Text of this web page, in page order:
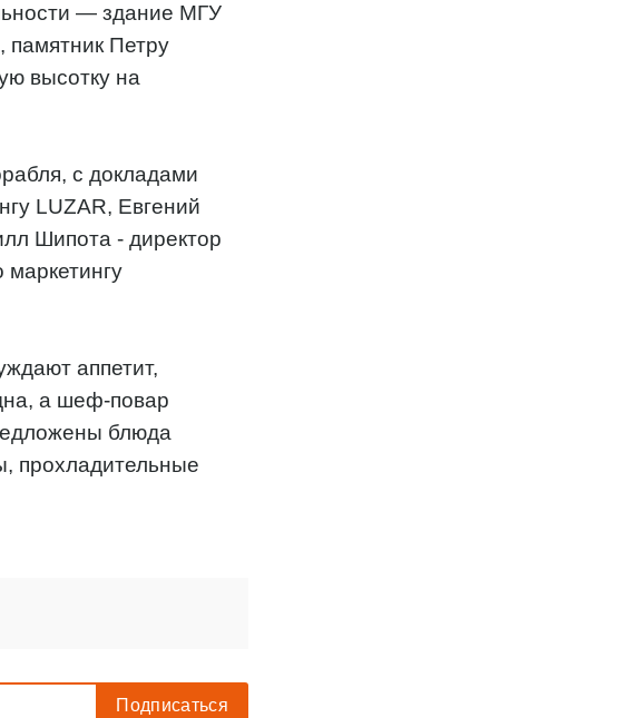
— здание МГУ
памятник Петру
высотку на
с докладами
LUZAR, Евгений
Шипота - директор
аппетит,
а шеф-повар
блюда
прохладительные